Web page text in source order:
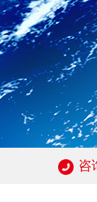
咨